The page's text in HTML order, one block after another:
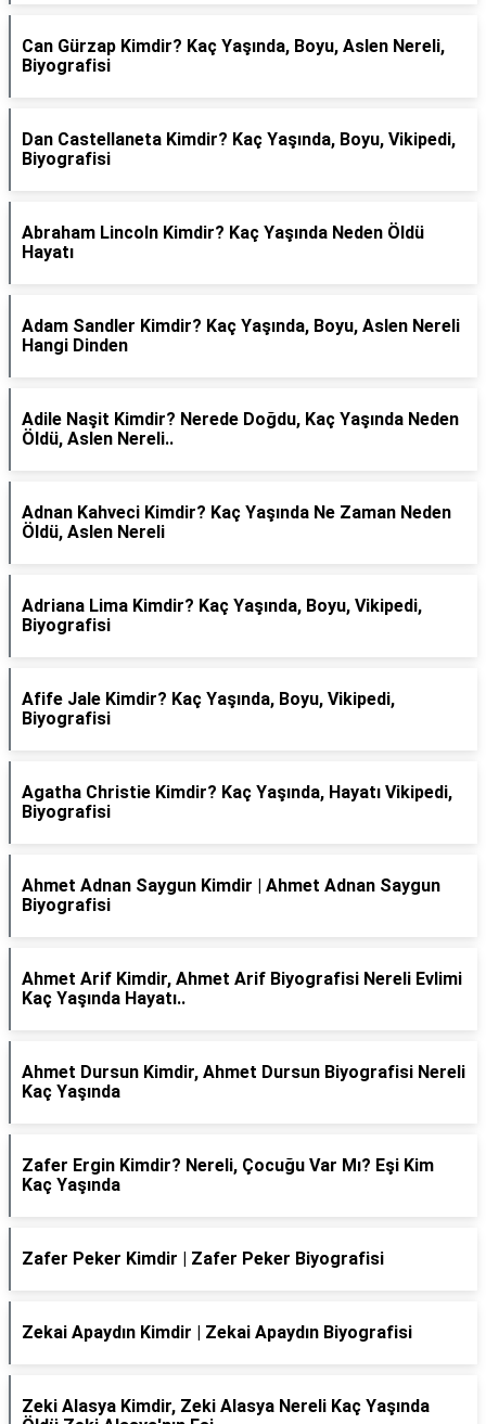
Can Gürzap Kimdir? Kaç Yaşında, Boyu, Aslen Nereli,
Biyografisi
Dan Castellaneta Kimdir? Kaç Yaşında, Boyu, Vikipedi,
Biyografisi
Abraham Lincoln Kimdir? Kaç Yaşında Neden Öldü
Hayatı
Adam Sandler Kimdir? Kaç Yaşında, Boyu, Aslen Nereli
Hangi Dinden
Adile Naşit Kimdir? Nerede Doğdu, Kaç Yaşında Neden
Öldü, Aslen Nereli..
Adnan Kahveci Kimdir? Kaç Yaşında Ne Zaman Neden
Öldü, Aslen Nereli
Adriana Lima Kimdir? Kaç Yaşında, Boyu, Vikipedi,
Biyografisi
Afife Jale Kimdir? Kaç Yaşında, Boyu, Vikipedi,
Biyografisi
Agatha Christie Kimdir? Kaç Yaşında, Hayatı Vikipedi,
Biyografisi
Ahmet Adnan Saygun Kimdir | Ahmet Adnan Saygun
Biyografisi
Ahmet Arif Kimdir, Ahmet Arif Biyografisi Nereli Evlimi
Kaç Yaşında Hayatı..
Ahmet Dursun Kimdir, Ahmet Dursun Biyografisi Nereli
Kaç Yaşında
Zafer Ergin Kimdir? Nereli, Çocuğu Var Mı? Eşi Kim
Kaç Yaşında
Zafer Peker Kimdir | Zafer Peker Biyografisi
Zekai Apaydın Kimdir | Zekai Apaydın Biyografisi
Zeki Alasya Kimdir, Zeki Alasya Nereli Kaç Yaşında